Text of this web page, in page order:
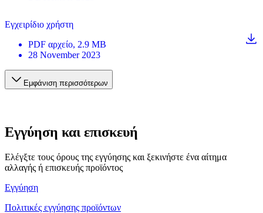
Εγχειρίδιο χρήστη
PDF αρχείο, 2.9 MB
28 November 2023
Εμφάνιση περισσότερων
Εγγύηση και επισκευή
Ελέγξτε τους όρους της εγγύησης και ξεκινήστε ένα αίτημα
αλλαγής ή επισκευής προϊόντος
Εγγύηση
Πολιτικές εγγύησης προϊόντων